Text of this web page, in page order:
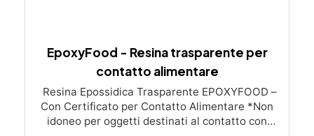
EpoxyFood - Resina trasparente per
contatto alimentare
Resina Epossidica Trasparente EPOXYFOOD –
Con Certificato per Contatto Alimentare *Non
idoneo per oggetti destinati al contatto con